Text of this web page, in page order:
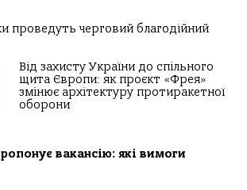
проведуть черговий благодійний
Від захисту України до спільного
щита Європи: як проєкт «Фрея»
змінює архітектуру протиракетної
оборони
вакансію: які вимоги